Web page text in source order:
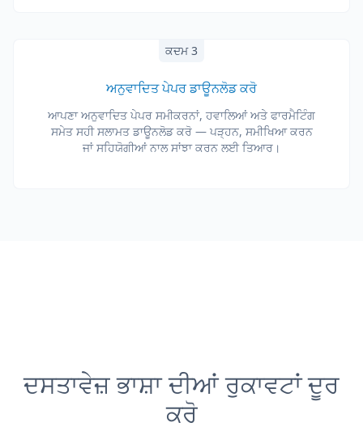
ਕਦਮ 3
ਅਨੁਵਾਦਿਤ ਪੇਪਰ ਡਾਊਨਲੋਡ ਕਰੋ
ਆਪਣਾ ਅਨੁਵਾਦਿਤ ਪੇਪਰ ਸਮੀਕਰਨਾਂ, ਹਵਾਲਿਆਂ ਅਤੇ ਫਾਰਮੈਟਿੰਗ
ਸਮੇਤ ਸਹੀ ਸਲਾਮਤ ਡਾਊਨਲੋਡ ਕਰੋ — ਪੜ੍ਹਨ, ਸਮੀਖਿਆ ਕਰਨ
ਜਾਂ ਸਹਿਯੋਗੀਆਂ ਨਾਲ ਸਾਂਝਾ ਕਰਨ ਲਈ ਤਿਆਰ।
ਦਸਤਾਵੇਜ਼ ਭਾਸ਼ਾ ਦੀਆਂ ਰੁਕਾਵਟਾਂ ਦੂਰ
ਕਰੋ